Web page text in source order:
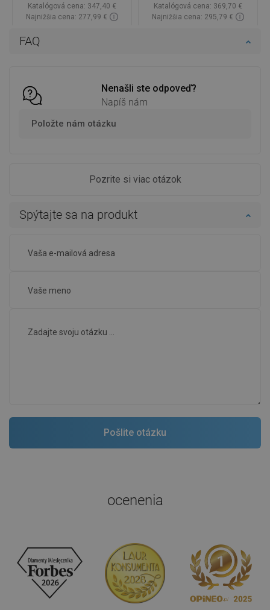
FAQ
Nenašli ste odpoveď?
Napíš nám
Položte nám otázku
Pozrite si viac otázok
Spýtajte sa na produkt
Katalógová cena: 347,40 €
Najnižšia cena: 277,99 €
Katalógová cena: 369,70 €
Najnižšia cena: 295,79 €
ocenenia